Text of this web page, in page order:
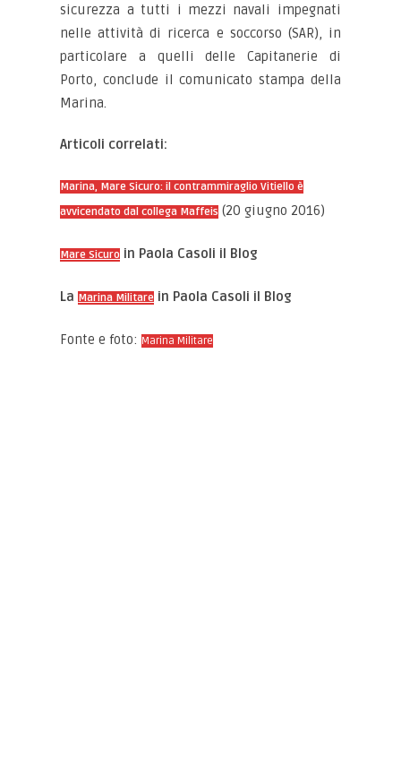
sicurezza a tutti i mezzi navali impegnati
nelle attività di ricerca e soccorso (SAR), in
particolare a quelli delle Capitanerie di
Porto, conclude il comunicato stampa della
Marina.
Articoli correlati:
Marina, Mare Sicuro: il contrammiraglio Vitiello è
avvicendato dal collega Maffeis (20 giugno 2016)
Mare Sicuro in Paola Casoli il Blog
LaMarina Militare in Paola Casoli il Blog
Fonte e foto:Marina Militare